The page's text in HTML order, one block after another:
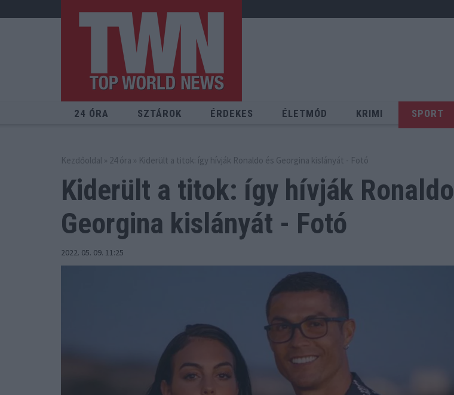
24 ÓRA SZTÁROK ÉRDEKES ÉLETMÓD KRIMI SPORT
Kezdőoldal » 24 óra » Kiderült a titok: így hívják Ronaldo és Georgina kislányát - Fotó
Kiderült a titok: így hívják Ronaldo
Georgina kislányát - Fotó
2022. 05. 09. 11:25